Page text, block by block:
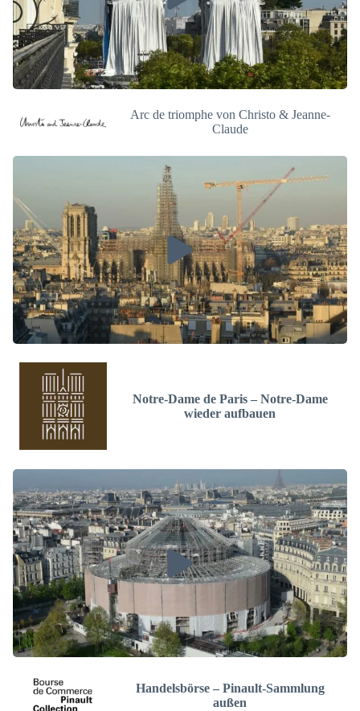
Arc de triomphe von Christo & Jeanne-
Claude
Notre-Dame de Paris – Notre-Dame
wieder aufbauen
Handelsbörse – Pinault-Sammlung
außen